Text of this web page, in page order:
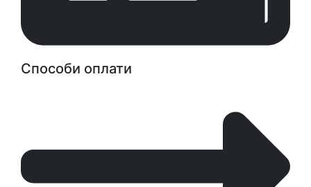
Способи оплати